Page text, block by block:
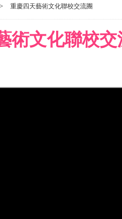
> 重慶四天藝術文化聯校交流團
術文化聯校